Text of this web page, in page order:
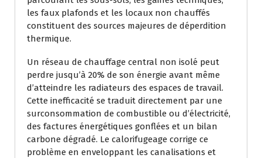
les faux plafonds et les locaux non chauffés
constituent des sources majeures de déperdition
thermique.
Un réseau de chauffage central non isolé peut
perdre jusqu’à 20% de son énergie avant même
d’atteindre les radiateurs des espaces de travail.
Cette inefficacité se traduit directement par une
surconsommation de combustible ou d’électricité,
des factures énergétiques gonflées et un bilan
carbone dégradé. Le calorifugeage corrige ce
problème en enveloppant les canalisations et